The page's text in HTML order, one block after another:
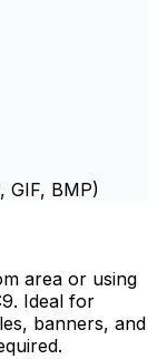
GIF, BMP)
area or using
Ideal for
banners, and